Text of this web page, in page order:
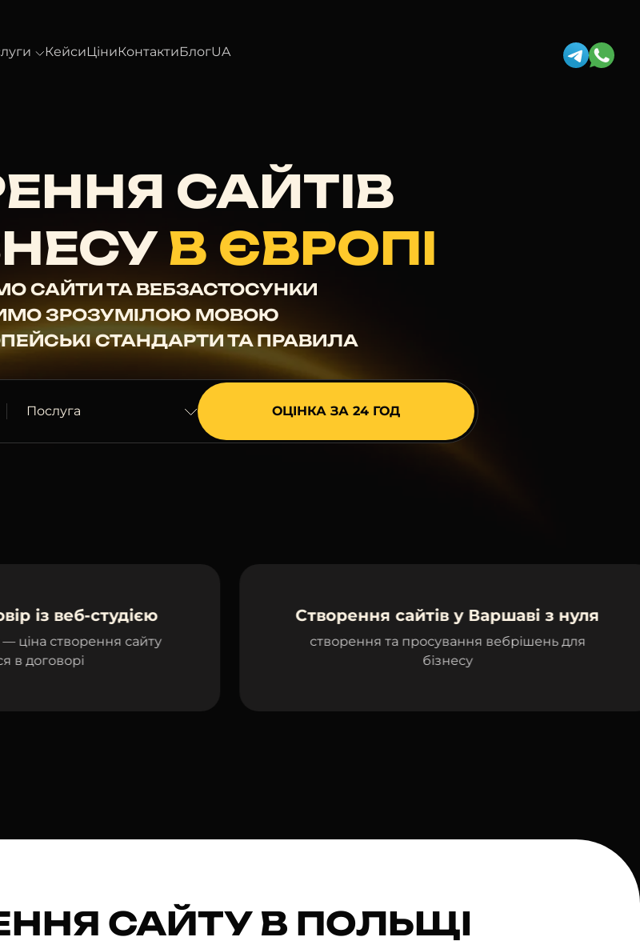
КейсиЦіниКонтактиБлогUA
САЙТІВ
В ЄВРОПІ
САЙТИ ТА ВЕБЗАСТОСУНКИ
ЗРОЗУМІЛОЮ МОВОЮ
СТАНДАРТИ ТА ПРАВИЛА
Послуга
сайту
Створення сайтів у Варшаві з нуля
створення та просування вебрішень для
САЙТУ В ПОЛЬЩІ